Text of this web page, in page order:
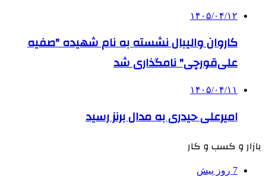
۱۴۰۵/۰۴/۱۲
کاروان والیبال نشسته به نام شهیده "صفیه
علی‌قورچی" نامگذاری شد
۱۴۰۵/۰۴/۱۱
امیرعلی حیدری به مدال برنز رسید
بازار و کسب و کار
7 روز پیش